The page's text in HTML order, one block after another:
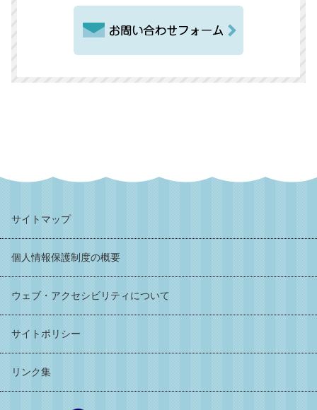
サイトマップ
個人情報保護制度の概要
ウェブ・アクセシビリティについて
サイトポリシー
リンク集